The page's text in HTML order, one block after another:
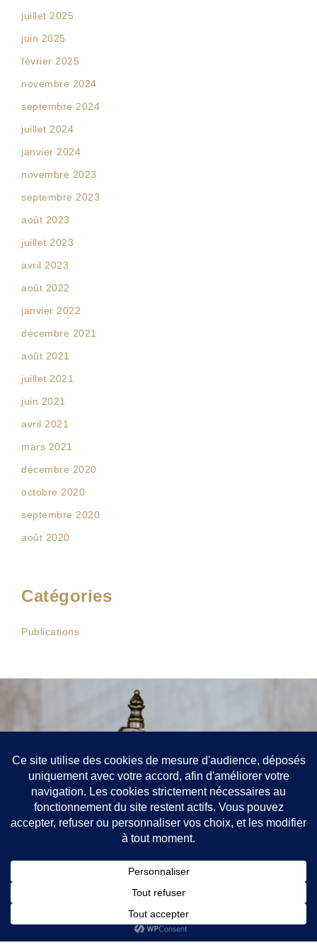
juillet 2025
juin 2025
février 2025
novembre 2024
septembre 2024
juillet 2024
janvier 2024
novembre 2023
septembre 2023
août 2023
juillet 2023
avril 2023
août 2022
janvier 2022
décembre 2021
août 2021
juillet 2021
juin 2021
avril 2021
mars 2021
décembre 2020
octobre 2020
septembre 2020
août 2020
Catégories
Publications
52 rue de Richelieu, Paris 75001
+33688907201
jean-philippe.chatelain@avocat.fr
Toque : EV
Mentions légales